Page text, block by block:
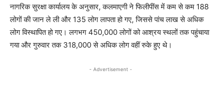
नागरिक सुरक्षा कार्यालय के अनुसार, कलमाएगी ने फिलीपींस में कम से कम 188
लोगों की जान ले ली और 135 लोग लापता हो गए, जिससे पांच लाख से अधिक
लोग विस्थापित हो गए। लगभग 450,000 लोगों को आश्रय स्थलों तक पहुंचाया
गया और गुरुवार तक 318,000 से अधिक लोग वहीं रुके हुए थे।
- Advertisement -